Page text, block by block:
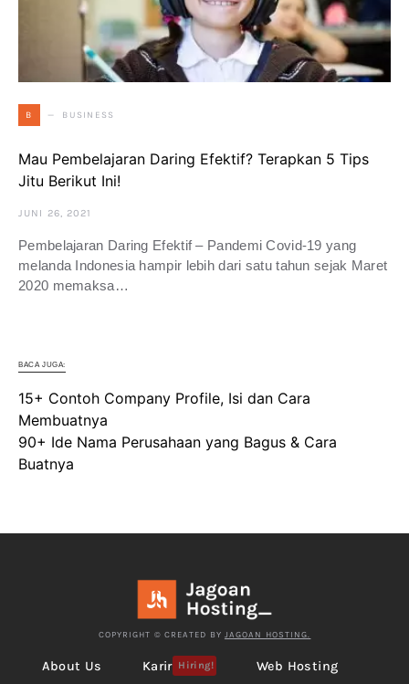
B BUSINESS
Mau Pembelajaran Daring Efektif? Terapkan 5 Tips
Jitu Berikut Ini!
JUNI 26, 2021
Pembelajaran Daring Efektif – Pandemi Covid-19 yang
melanda Indonesia hampir lebih dari satu tahun sejak Maret
2020 memaksa…
BACA JUGA:
15+ Contoh Company Profile, Isi dan Cara
Membuatnya
90+ Ide Nama Perusahaan yang Bagus & Cara
Buatnya
COPYRIGHT © CREATED BY JAGOAN HOSTING.
About Us Karir Hiring! Web Hosting